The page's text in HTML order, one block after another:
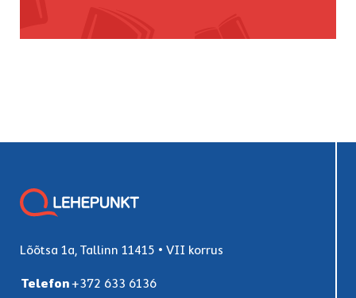
Lõõtsa 1a, Tallinn 11415 • VII korrus
Telefon+372 633 6136